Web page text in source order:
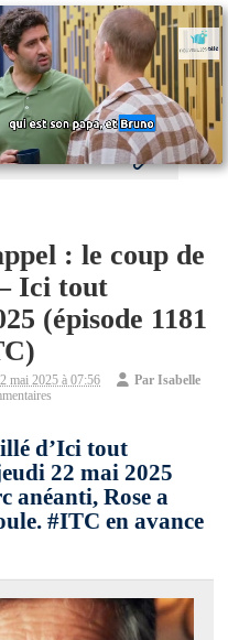
: le coup de
Ici tout
(épisode 1181
mai 2025 à 07:56 ParIsabelle
d’Ici tout
22 mai 2025
anéanti, Rose a
#ITC en avance